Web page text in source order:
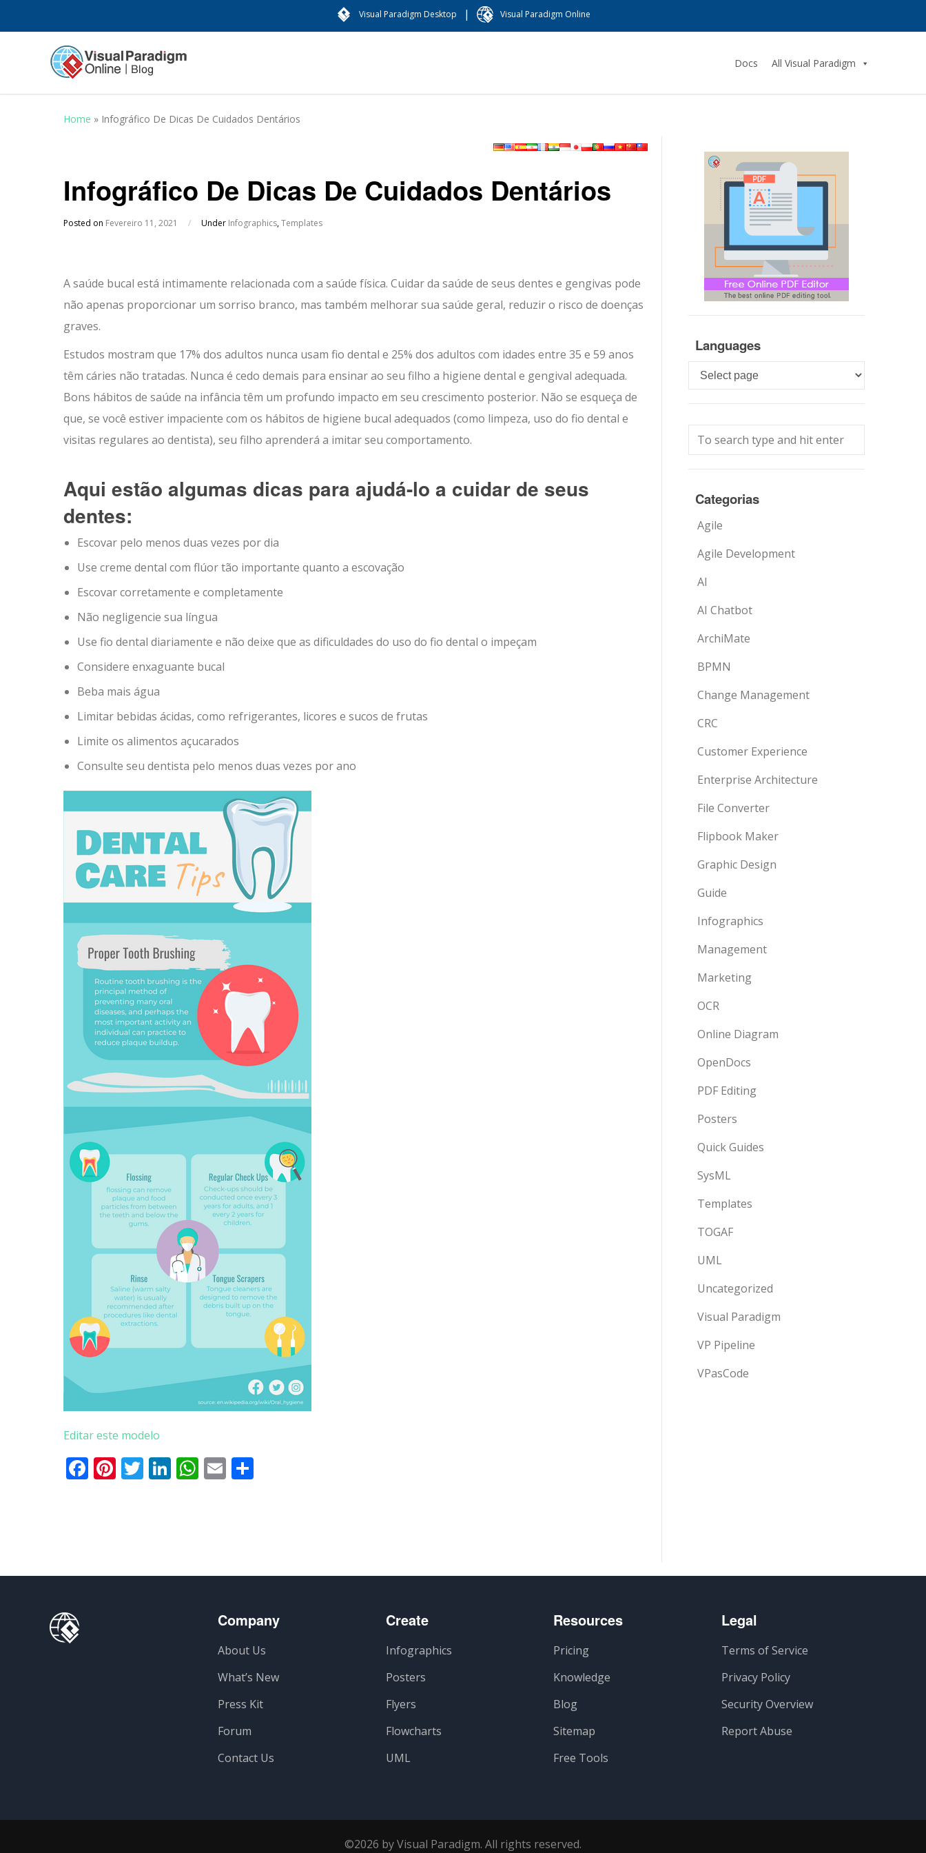
Visual Paradigm Desktop | Visual Paradigm Online
Docs All Visual Paradigm
Home » Infográfico De Dicas De Cuidados Dentários
Infográfico De Dicas De Cuidados Dentários
Posted on Fevereiro 11, 2021 / Under Infographics,Templates
A saúde bucal está intimamente relacionada com a saúde física. Cuidar da saúde de seus dentes e gengivas pode
não apenas proporcionar um sorriso branco, mas também melhorar sua saúde geral, reduzir o risco de doenças
graves.
Estudos mostram que 17% dos adultos nunca usam fio dental e 25% dos adultos com idades entre 35 e 59 anos
têm cáries não tratadas. Nunca é cedo demais para ensinar ao seu filho a higiene dental e gengival adequada.
Bons hábitos de saúde na infância têm um profundo impacto em seu crescimento posterior. Não se esqueça de
que, se você estiver impaciente com os hábitos de higiene bucal adequados (como limpeza, uso do fio dental e
visitas regulares ao dentista), seu filho aprenderá a imitar seu comportamento.
Aqui estão algumas dicas para ajudá-lo a cuidar de seus
dentes:
Escovar pelo menos duas vezes por dia
Use creme dental com flúor tão importante quanto a escovação
Escovar corretamente e completamente
Não negligencie sua língua
Use fio dental diariamente e não deixe que as dificuldades do uso do fio dental o impeçam
Considere enxaguante bucal
Beba mais água
Limitar bebidas ácidas, como refrigerantes, licores e sucos de frutas
Limite os alimentos açucarados
Consulte seu dentista pelo menos duas vezes por ano
Editar este modelo
Facebook
Pinterest
Twitter
LinkedIn
WhatsApp
Email
Languages
Languages
Categorias
Agile
Agile Development
AI
AI Chatbot
ArchiMate
BPMN
Change Management
CRC
Customer Experience
Enterprise Architecture
File Converter
Flipbook Maker
Graphic Design
Guide
Infographics
Management
Marketing
OCR
Online Diagram
OpenDocs
PDF Editing
Posters
Quick Guides
SysML
Templates
TOGAF
UML
Uncategorized
Visual Paradigm
VP Pipeline
VPasCode
Company
About Us
What’s New
Press Kit
Forum
Contact Us
Create
Infographics
Posters
Flyers
Flowcharts
UML
Resources
Pricing
Knowledge
Blog
Sitemap
Free Tools
Legal
Terms of Service
Privacy Policy
Security Overview
Report Abuse
©2026 by Visual Paradigm. All rights reserved.